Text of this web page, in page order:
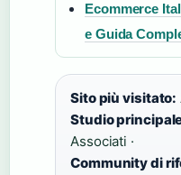
Ecommerce
e Guida
Sito più visitato:
Studio
Associati ·
Community di